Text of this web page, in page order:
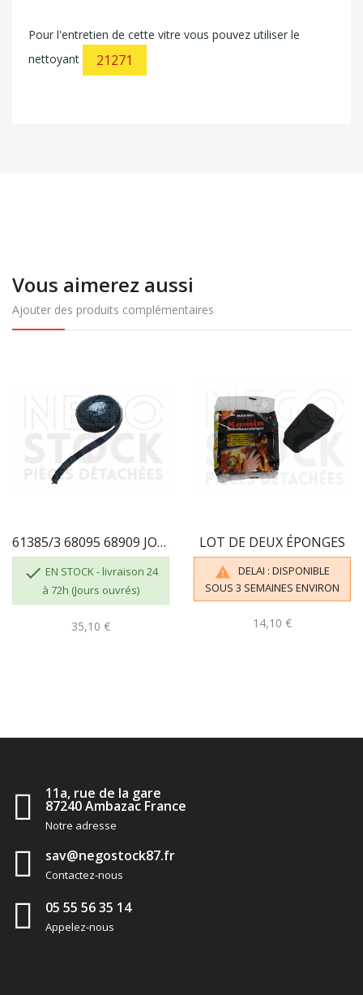
Pour l'entretien de cette vitre vous pouvez utiliser le
nettoyant
21271
Vous aimerez aussi
Ajouter des produits complémentaires
61385/3 68095 68909 JOINT ADHÉSIF 3 M PLAT...
 EN STOCK - livraison 24
à 72h (Jours ouvrés)
35,10 €
LOT DE DEUX ÉPONGES

DELAI : DISPONIBLE
SOUS 3 SEMAINES ENVIRON
14,10 €
11a, rue de la gare
87240 Ambazac France
Notre adresse
sav@negostock87.fr
Contactez-nous
05 55 56 35 14
Appelez-nous